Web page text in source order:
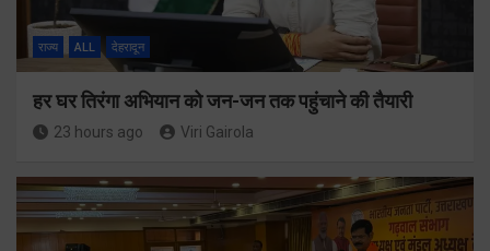
राज्य ALL देहरादून
हर घर तिरंगा अभियान को जन-जन तक पहुंचाने की तैयारी
23 hours ago Viri Gairola